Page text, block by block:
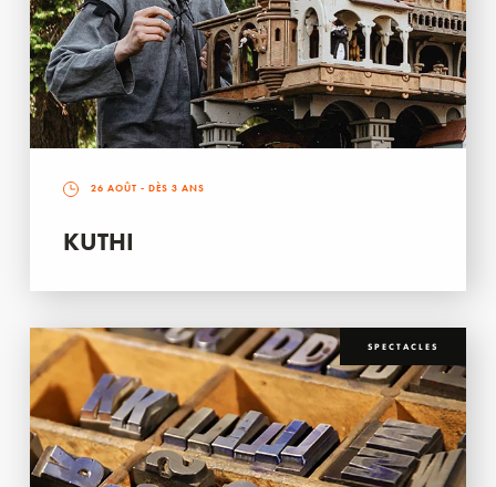
26 AOÛT - DÈS 3 ANS
KUTHI
SPECTACLES